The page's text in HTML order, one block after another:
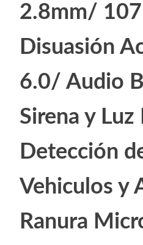
2.8mm/
Disuasión
6.0/ Audio
Sirena y
Detección
Vehiculos y
Ranura